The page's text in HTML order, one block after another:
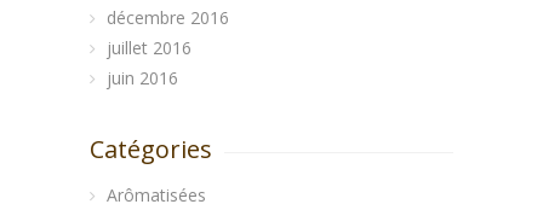
décembre 2016
juillet 2016
juin 2016
Catégories
Arômatisées